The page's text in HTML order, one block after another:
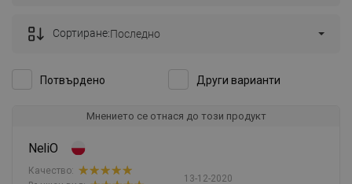
Потвърдено Други варианти
Сортиране:Последно
Мнението се отнася до този продукт
NeliO
13-12-2020
Качество: